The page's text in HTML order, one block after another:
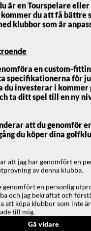
FAIRWAY
med att korrigera en
som för
är en Tourspelare eller
du att få bättre
klubbor som är
en custom-
specifikationerna för
du investerar i kommer
ta ditt spel till en ny
att du genomför
du köper dina
att jag har genomfört en
av denna klubba.
genomfört en personlig
och jag bekräftat och
att köpa klubbor som inte
till mig.
Gå vidare